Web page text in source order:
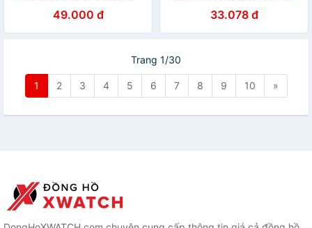
49.000 đ 33.078 đ
Trang 1/30
1 2 3 4 5 6 7 8 9 10 »